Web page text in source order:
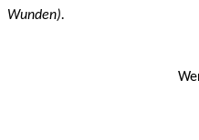
Wunden).